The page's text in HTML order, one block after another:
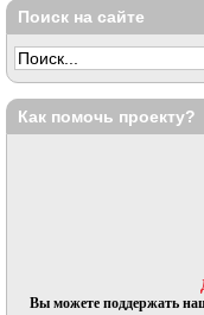
Поиск на сайте
Как помочь проекту?
Вы можете поддержать